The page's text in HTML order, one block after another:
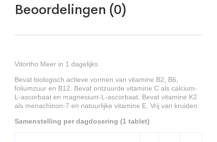
Beoordelingen (0)
Vitortho Meer in 1 dagelijks
Bevat biologisch actieve vormen van vitamine B2, B6,
foliumzuur en B12. Bevat ontzuurde vitamine C als calcium-
L-ascorbaat en magnesium-L-ascorbaat. Bevat vitamine K2
als menachinon-7 en natuurlijke vitamine E. Vrij van kruiden.
Samenstelling per dagdosering (1 tablet)